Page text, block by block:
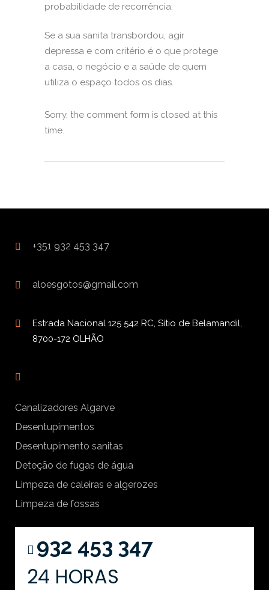
probabilidade de recorrência.
Se a sua sanita transbordou, agir
depressa e com critério é o que protege
a casa, o negócio e a saúde de quem
utiliza o espaço todos os dias.
Sorry, the comment form is closed at this
time.
+351 932 453 347
aloesgotos@gmail.com
Estrada Nacional 125 542 RC, Sítio de Belamandil,
8700-172 OLHÃO
Canalizadores Algarve
Desentupimentos
Desentupimento sanitas
Deteção de fugas de água
Limpeza de caleiras e algerozes
Limpeza de fossas
932 453 347
24 HORAS